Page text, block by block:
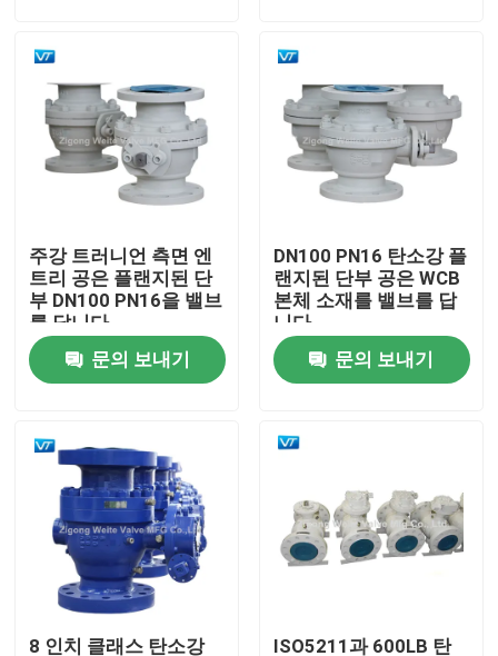
회사 소개
접촉
파이프라인 볼 밸브
천연가스 배관 밸브
석유 파이프 라인 밸브
기어 조종된 볼 밸브
탄소강 플랜지된 볼 밸브
스테인레스 강 플랜지된 볼 밸브
주강 트러니언 측면 엔
트리 공은 플랜지된 단
부 DN100 PN16을 밸브
를 답니다
문의 보내기
DN100 PN16 탄소강 플
랜지된 단부 공은 WCB
본체 소재를 밸브를 답
니다
문의 보내기
8 인치 클래스 탄소강 ISO5211과 600LB 탄